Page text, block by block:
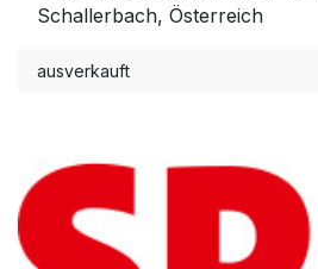
Schallerbach, Österreich
ausverkauft